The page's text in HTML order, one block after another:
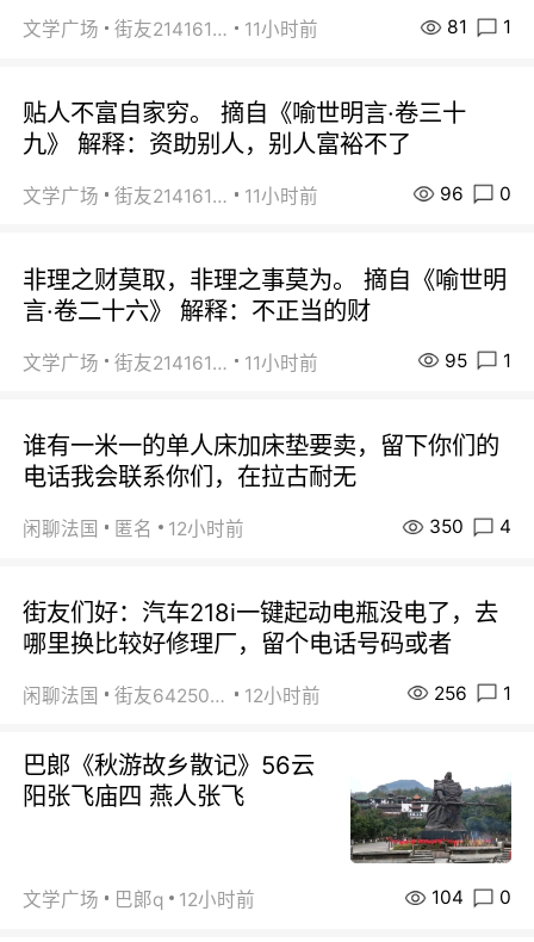
文学广场 街友21416156 11小时前 81 1
贴人不富自家穷。 摘自《喻世明言·卷三十
九》 解释：资助别人，别人富裕不了
文学广场 街友21416156 11小时前 96 0
非理之财莫取，非理之事莫为。 摘自《喻世明
言·卷二十六》 解释：不正当的财
文学广场 街友21416156 11小时前 95 1
谁有一米一的单人床加床垫要卖，留下你们的
电话我会联系你们，在拉古耐无
闲聊法国 匿名 12小时前 350 4
街友们好：汽车218i一键起动电瓶没电了，去
哪里换比较好修理厂，留个电话号码或者
闲聊法国 街友64250024 12小时前 256 1
巴郞《秋游故乡散记》56云
阳张飞庙四 燕人张飞
文学广场 巴郞q 12小时前 104 0